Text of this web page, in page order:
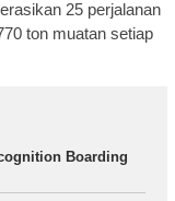
25 perjalanan
ton muatan setiap
Boarding